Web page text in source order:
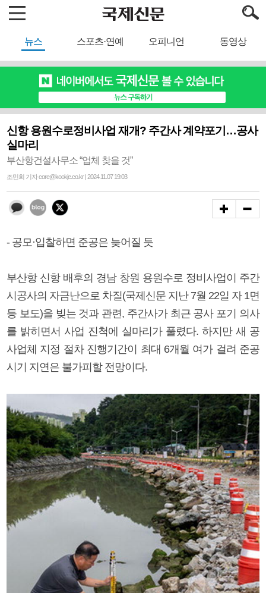
뉴스 스포츠·연예 오피니언 동영상
신항 용원수로정비사업 재개? 주간사 계약포기…공사
실마리
부산항건설사무소 “업체 찾을 것”
조민희 기자 core@kookje.co.kr | 2024.11.07 19:03
- 공모·입찰하면 준공은 늦어질 듯
부산항 신항 배후의 경남 창원 용원수로 정비사업이 주간
시공사의 자금난으로 차질(국제신문 지난 7월 22일 자 1면
등 보도)을 빚는 것과 관련, 주간사가 최근 공사 포기 의사
를 밝히면서 사업 진척에 실마리가 풀렸다. 하지만 새 공
사업체 지정 절차 진행기간이 최대 6개월 여가 걸려 준공
시기 지연은 불가피할 전망이다.